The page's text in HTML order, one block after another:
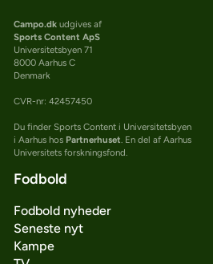
Campo.dkudgives af
Sports Content ApS
Universitetsbyen 71
8000 Aarhus C
Denmark
CVR-nr: 42457450
Du finder Sports Content i Universitetsbyen
i Aarhus hos Partnerhuset. En del af Aarhus
Universitets forskningsfond.
Fodbold
Fodbold nyheder
Seneste nyt
Kampe